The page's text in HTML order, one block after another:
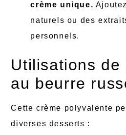
crème unique.
naturels ou des
personnels.
Utilisations de
au beurre
Cette crème polyvalente
diverses desserts :